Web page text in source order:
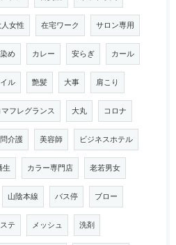
女性 在宅ワーク サロン専用
染め カレー 安らぎ カール
ル 艶髪 大事 肩こり
マフレグランス 大丸 コロナ
介護 美容師 ビジネスホテル
生 カラー専門店 老若男女
山陰本線 バス停 ブロー
テ メッシュ 洗剤